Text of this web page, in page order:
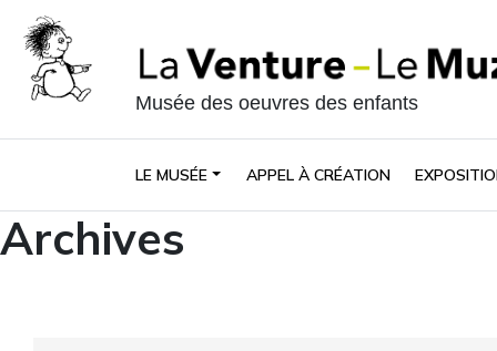
Musée des oeuvres des enfants
LE MUSÉE APPEL À CRÉATION
Archives